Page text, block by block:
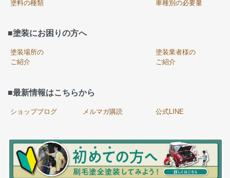
塗料の種類 車種別の必要量
■塗装にお困りの方へ
塗装場所の
ご紹介
塗装業者様の
ご紹介
■最新情報はこちらから
ショップブログ メルマガ購読 公式LINE